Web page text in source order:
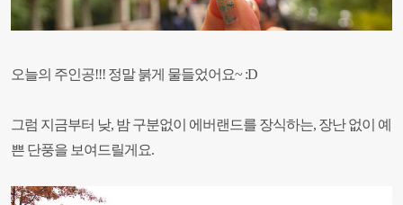
오늘의 주인공!!! 정말 붉게 물들었어요~ :D
그럼 지금부터 낮, 밤 구분없이 에버랜드를 장식하는, 장난 없이 예
쁜 단풍을 보여드릴게요.